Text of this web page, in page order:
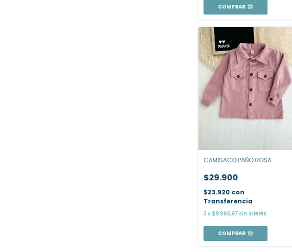
COMPRAR
CAMISACO PAÑO ROSA
$29.900
$23.920 con
Transferencia
3 x $9.966,67 sin interés
COMPRAR